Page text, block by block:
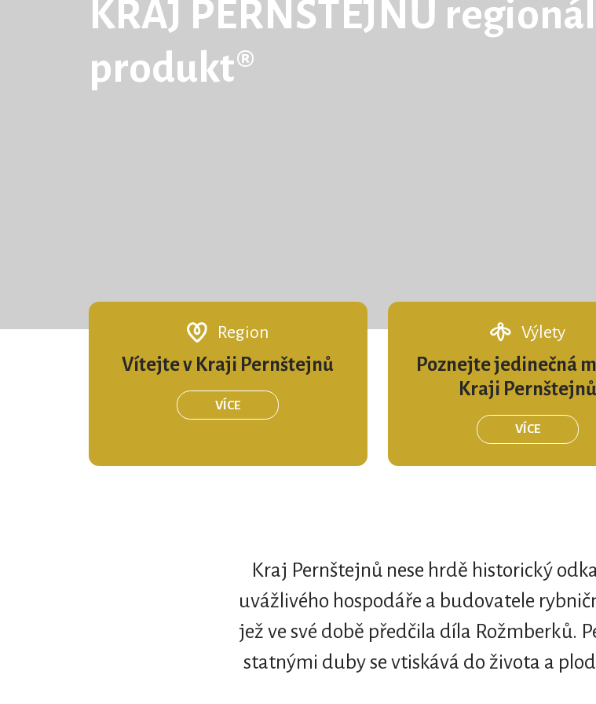
KRAJ PERNŠTEJNŮ
produkt®
Region
Vítejte v Kraji Pernštejnů
VÍCE
Výlety
Poznejte jedinečná
Kraji Pernštejnů
VÍCE
Kraj Pernštejnů nese hrdě historický
uvážlivého hospodáře a budovatele
jež ve své době předčila díla Rožmberků.
statnými duby se vtiskává do života a